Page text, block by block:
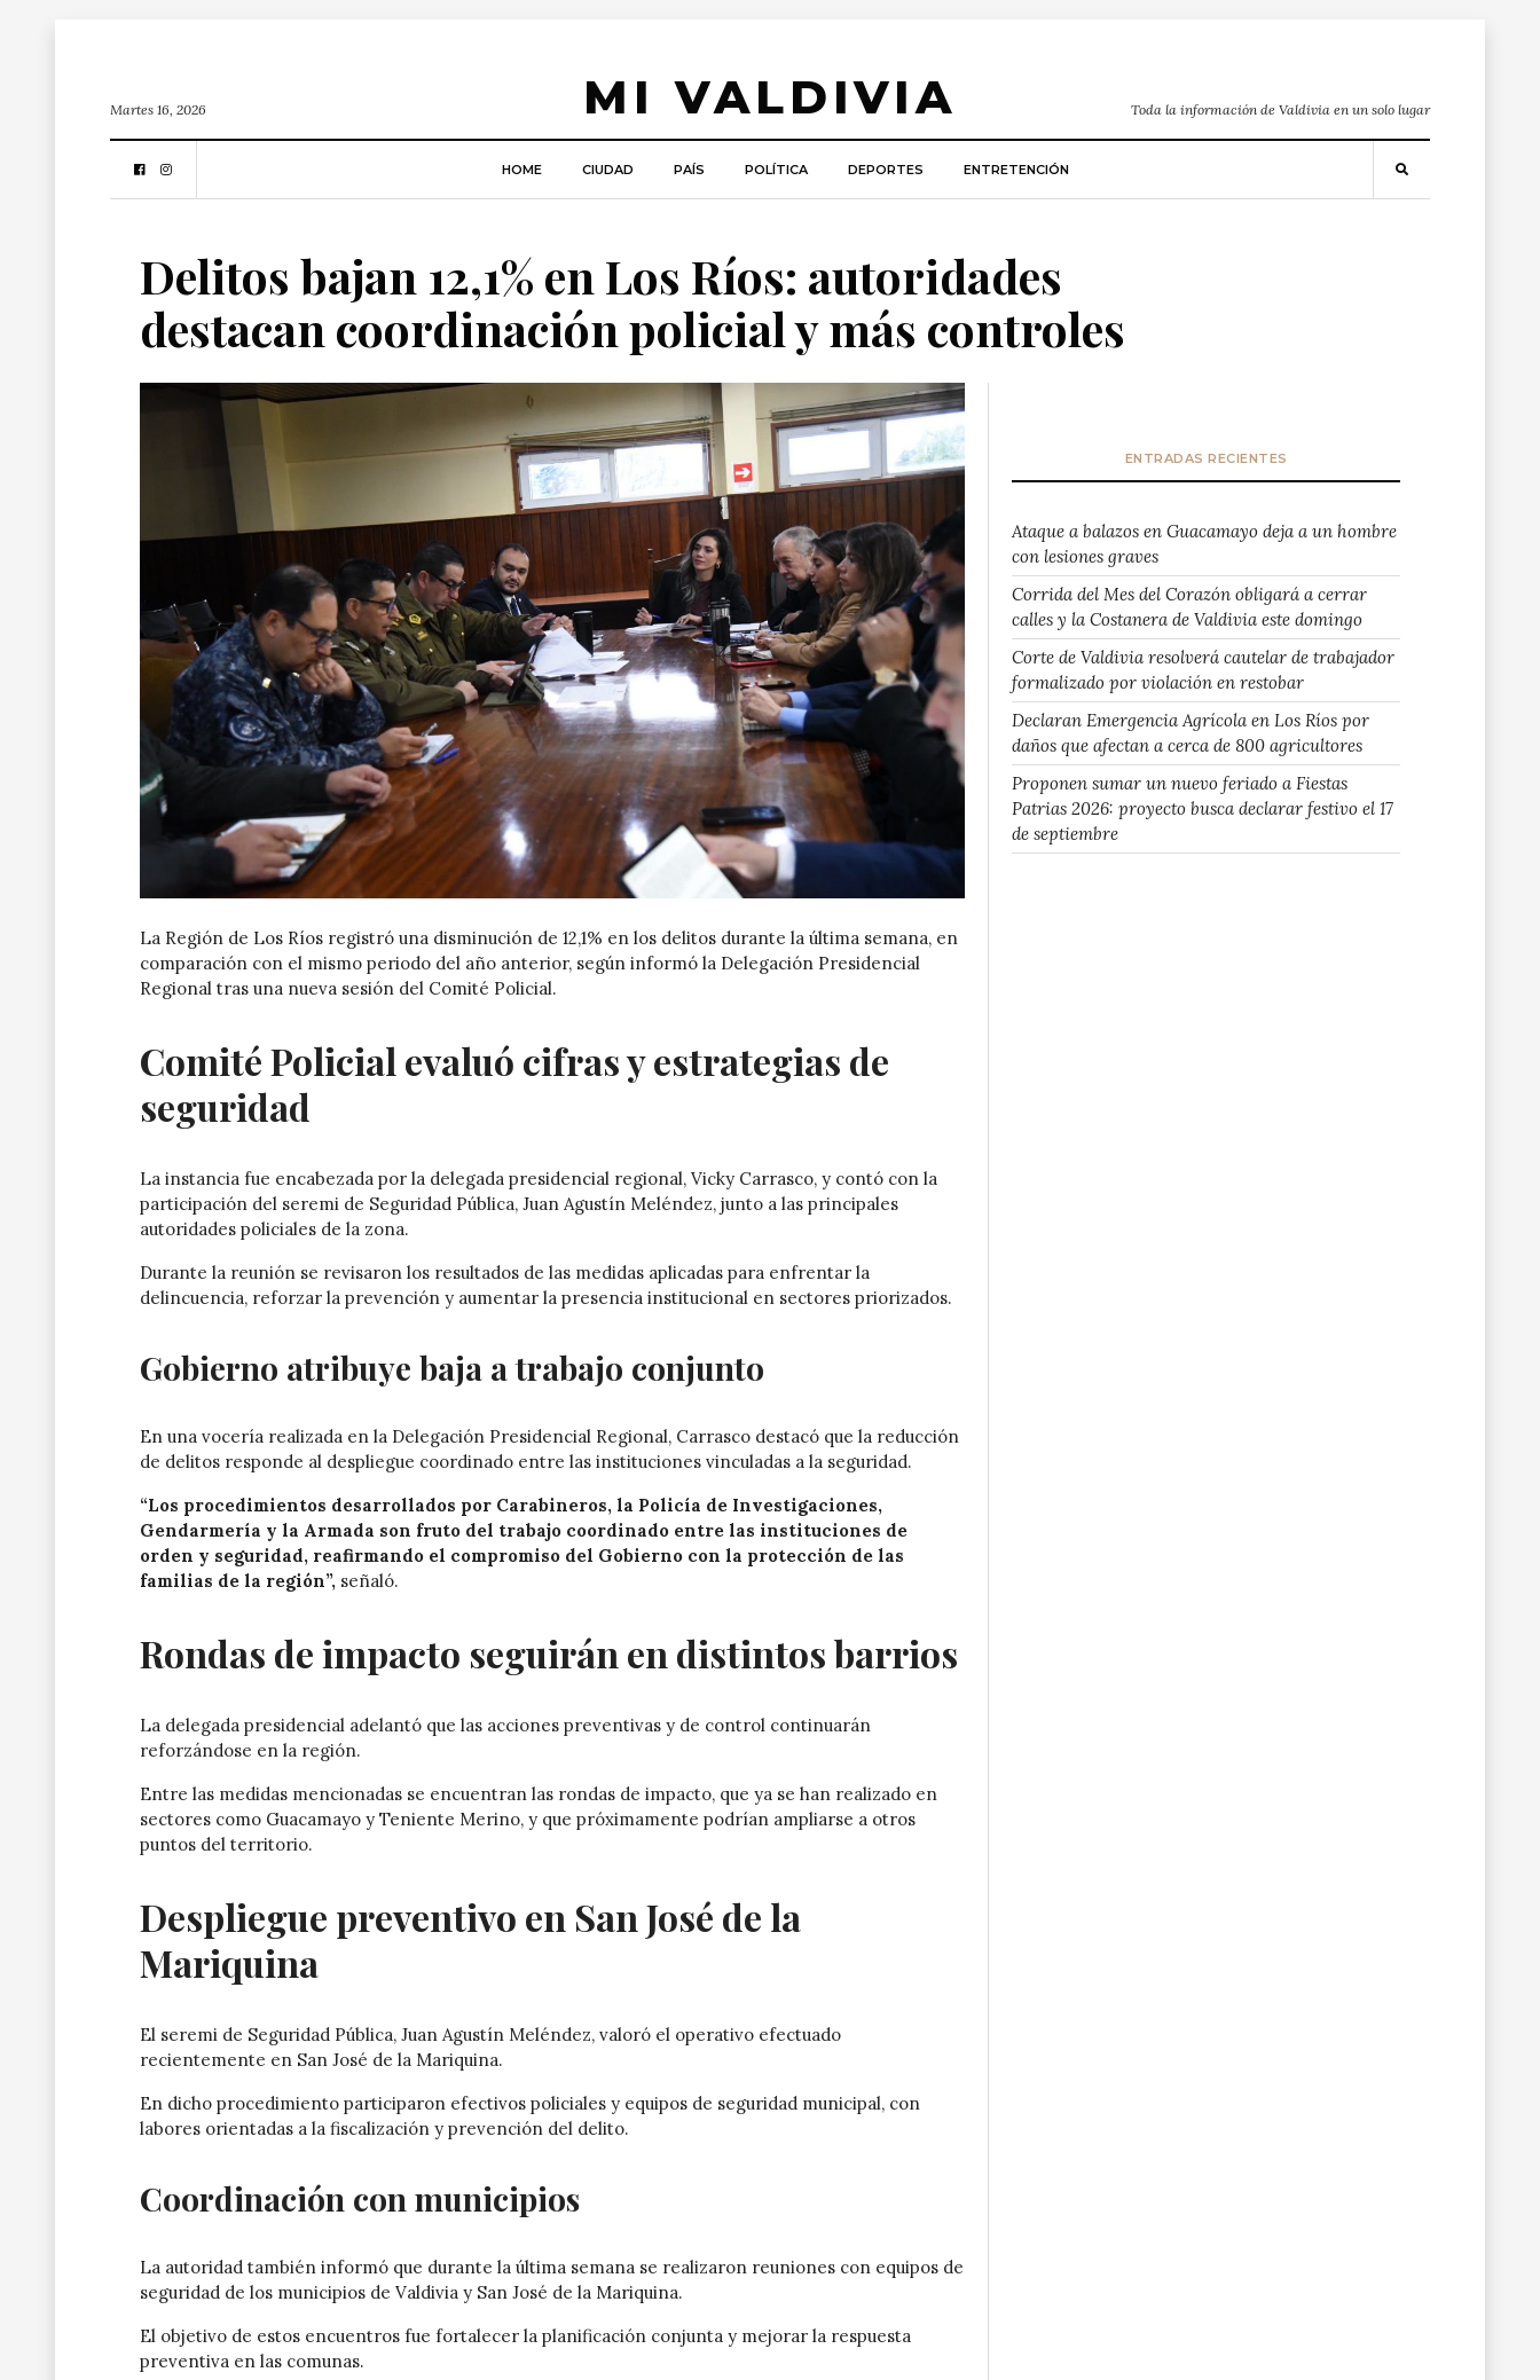
MI VALDIVIA
Martes 16, 2026 Toda la información de Valdivia en un solo lugar
HOME CIUDAD PAÍS POLÍTICA DEPORTES ENTRETENCIÓN
Delitos bajan 12,1% en Los Ríos: autoridades
destacan coordinación policial y más controles
La Región de Los Ríos registró una disminución de 12,1% en los delitos durante la última semana, en
comparación con el mismo periodo del año anterior, según informó la Delegación Presidencial
Regional tras una nueva sesión del Comité Policial.
Comité Policial evaluó cifras y estrategias de
seguridad
La instancia fue encabezada por la delegada presidencial regional, Vicky Carrasco, y contó con la
participación del seremi de Seguridad Pública, Juan Agustín Meléndez, junto a las principales
autoridades policiales de la zona.
Durante la reunión se revisaron los resultados de las medidas aplicadas para enfrentar la
delincuencia, reforzar la prevención y aumentar la presencia institucional en sectores priorizados.
Gobierno atribuye baja a trabajo conjunto
En una vocería realizada en la Delegación Presidencial Regional, Carrasco destacó que la reducción
de delitos responde al despliegue coordinado entre las instituciones vinculadas a la seguridad.
“Los procedimientos desarrollados por Carabineros, la Policía de Investigaciones,
Gendarmería y la Armada son fruto del trabajo coordinado entre las instituciones de
orden y seguridad, reafirmando el compromiso del Gobierno con la protección de las
familias de la región”, señaló.
Rondas de impacto seguirán en distintos barrios
La delegada presidencial adelantó que las acciones preventivas y de control continuarán
reforzándose en la región.
Entre las medidas mencionadas se encuentran las rondas de impacto, que ya se han realizado en
sectores como Guacamayo y Teniente Merino, y que próximamente podrían ampliarse a otros
puntos del territorio.
Despliegue preventivo en San José de la
Mariquina
El seremi de Seguridad Pública, Juan Agustín Meléndez, valoró el operativo efectuado
recientemente en San José de la Mariquina.
En dicho procedimiento participaron efectivos policiales y equipos de seguridad municipal, con
labores orientadas a la fiscalización y prevención del delito.
Coordinación con municipios
La autoridad también informó que durante la última semana se realizaron reuniones con equipos de
seguridad de los municipios de Valdivia y San José de la Mariquina.
El objetivo de estos encuentros fue fortalecer la planificación conjunta y mejorar la respuesta
preventiva en las comunas.
ENTRADAS RECIENTES
Ataque a balazos en Guacamayo deja a un hombre
con lesiones graves
Corrida del Mes del Corazón obligará a cerrar
calles y la Costanera de Valdivia este domingo
Corte de Valdivia resolverá cautelar de trabajador
formalizado por violación en restobar
Declaran Emergencia Agrícola en Los Ríos por
daños que afectan a cerca de 800 agricultores
Proponen sumar un nuevo feriado a Fiestas
Patrias 2026: proyecto busca declarar festivo el 17
de septiembre